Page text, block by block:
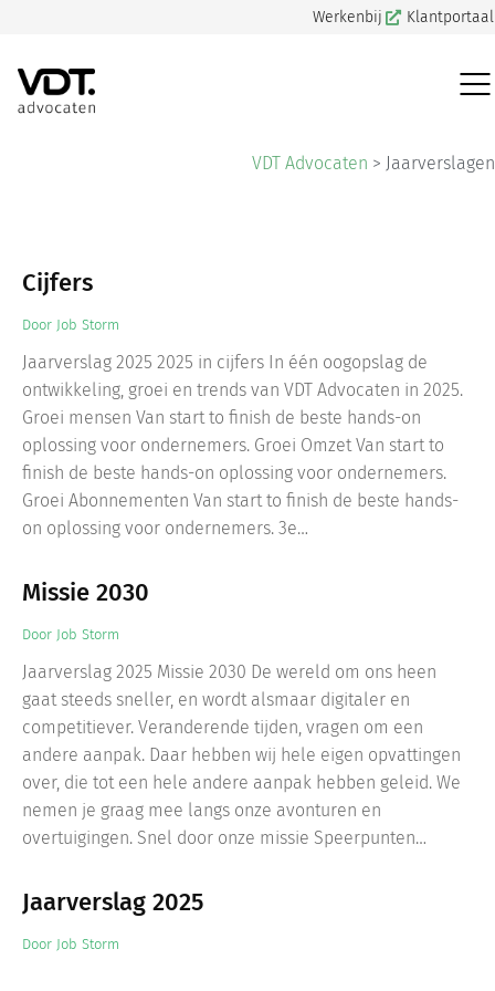
Werkenbij Klantportaal
VDT Advocaten > Jaarverslagen
Cijfers
Door Job Storm
Jaarverslag 2025 2025 in cijfers In één oogopslag de
ontwikkeling, groei en trends van VDT Advocaten in 2025.
Groei mensen Van start to finish de beste hands-on
oplossing voor ondernemers. Groei Omzet Van start to
finish de beste hands-on oplossing voor ondernemers.
Groei Abonnementen Van start to finish de beste hands-
on oplossing voor ondernemers. 3e…
Missie 2030
Door Job Storm
Jaarverslag 2025 Missie 2030 De wereld om ons heen
gaat steeds sneller, en wordt alsmaar digitaler en
competitiever. Veranderende tijden, vragen om een
andere aanpak. Daar hebben wij hele eigen opvattingen
over, die tot een hele andere aanpak hebben geleid. We
nemen je graag mee langs onze avonturen en
overtuigingen. Snel door onze missie Speerpunten…
Jaarverslag 2025
Door Job Storm